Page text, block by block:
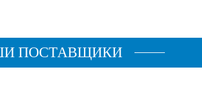
ПОСТАВЩИКИ